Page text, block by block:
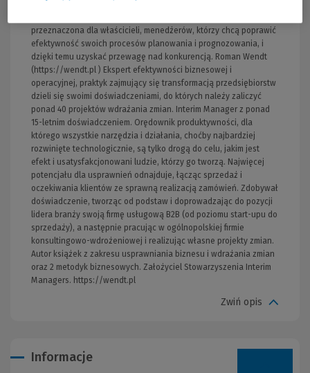
dostosować zamieszczone w książce gotowe szablony narzędzi i
przeznaczona dla właścicieli, menedżerów, którzy chcą poprawić
efektywność swoich procesów planowania i prognozowania, i
dzięki temu uzyskać przewagę nad konkurencją. Roman Wendt
(https://wendt.pl ) Ekspert efektywności biznesowej i
operacyjnej, praktyk zajmujący się transformacją przedsiębiorstw
dzieli się swoimi doświadczeniami, do których należy zaliczyć
ponad 40 projektów wdrażania zmian. Interim Manager z ponad
15-letnim doświadczeniem. Orędownik produktywności, dla
którego wszystkie narzędzia i działania, choćby najbardziej
rozwinięte technologicznie, są tylko drogą do celu, jakim jest
efekt i usatysfakcjonowani ludzie, którzy go tworzą. Najwięcej
potencjału dla usprawnień odnajduje, łącząc sprzedaż i
oczekiwania klientów ze sprawną realizacją zamówień. Zdobywał
doświadczenie, tworząc od podstaw i doprowadzając do pozycji
lidera branży swoją firmę usługową B2B (od poziomu start-upu do
sprzedaży), a następnie pracując w ogólnopolskiej firmie
konsultingowo-wdrożeniowej i realizując własne projekty zmian.
Autor książek z zakresu usprawniania biznesu i wdrażania zmian
oraz 2 metodyk biznesowych. Założyciel Stowarzyszenia Interim
Managers. https://wendt.pl
Zwiń opis
Informacje